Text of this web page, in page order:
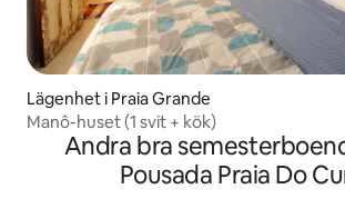
Lägenhet i Praia Grande
Manô-huset (1 svit + kök)
Andra bra
Pousada Praia Do